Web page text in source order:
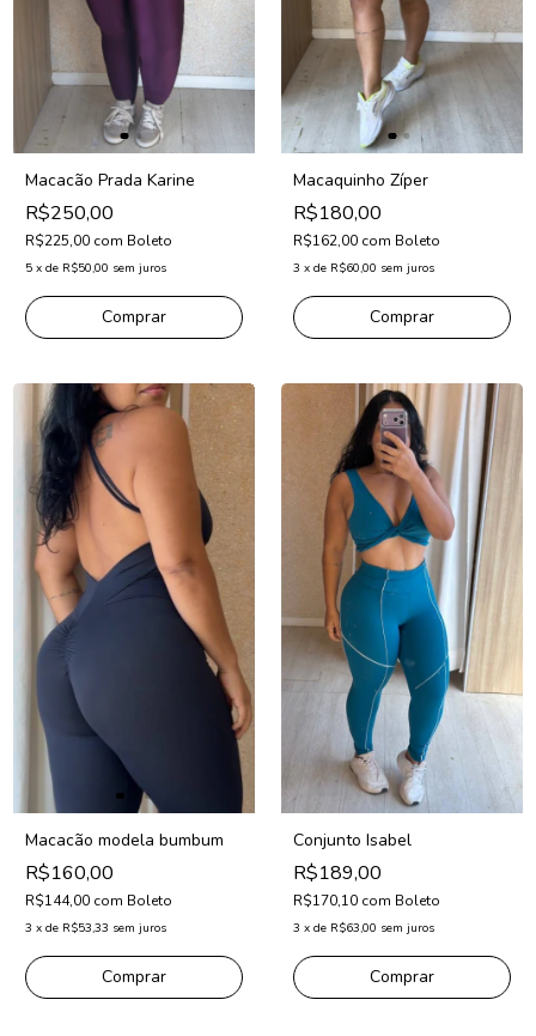
Macacão Prada Karine
R$250,00
R$225,00 com Boleto
5 x de R$50,00 sem juros
Comprar
Macaquinho Zíper
R$180,00
R$162,00 com Boleto
3 x de R$60,00 sem juros
Comprar
Macacão modela bumbum
R$160,00
R$144,00 com Boleto
3 x de R$53,33 sem juros
Comprar
Conjunto Isabel
R$189,00
R$170,10 com Boleto
3 x de R$63,00 sem juros
Comprar